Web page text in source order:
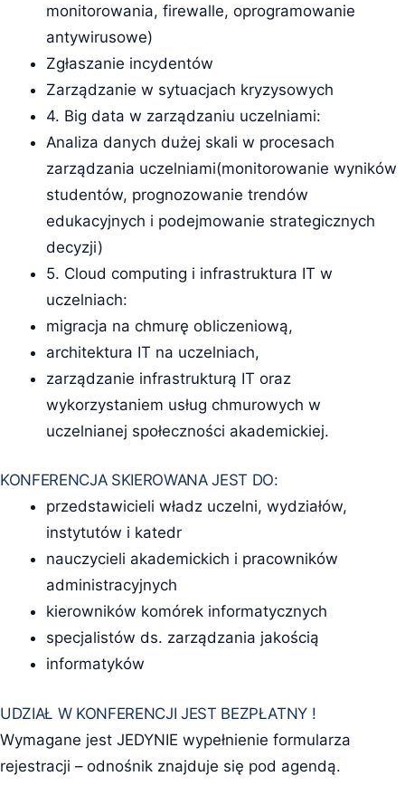
monitorowania, firewalle, oprogramowanie
antywirusowe)
Zgłaszanie incydentów
Zarządzanie w sytuacjach kryzysowych
4. Big data w zarządzaniu uczelniami:
Analiza danych dużej skali w procesach
zarządzania uczelniami(monitorowanie wyników
studentów, prognozowanie trendów
edukacyjnych i podejmowanie strategicznych
decyzji)
5. Cloud computing i infrastruktura IT w
uczelniach:
migracja na chmurę obliczeniową,
architektura IT na uczelniach,
zarządzanie infrastrukturą IT oraz
wykorzystaniem usług chmurowych w
uczelnianej społeczności akademickiej.
KONFERENCJA SKIEROWANA JEST DO:
przedstawicieli władz uczelni, wydziałów,
instytutów i katedr
nauczycieli akademickich i pracowników
administracyjnych
kierowników komórek informatycznych
specjalistów ds. zarządzania jakością
informatyków
UDZIAŁ W KONFERENCJI JEST BEZPŁATNY !
Wymagane jest JEDYNIE wypełnienie formularza
rejestracji – odnośnik znajduje się pod agendą.